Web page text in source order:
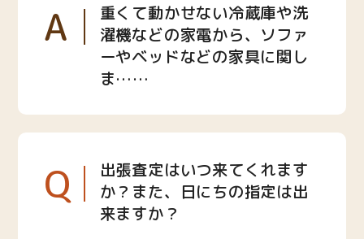
A
重くて動かせない冷蔵庫や洗
濯機などの家電から、ソファ
ーやベッドなどの家具に関し
ま……
Q
出張査定はいつ来てくれます
か？また、日にちの指定は出
来ますか？